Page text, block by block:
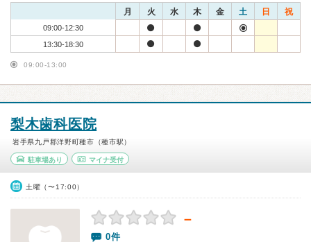
月 火 水 木 金 土 日 祝
09:00-12:30
13:30-18:30
09:00-13:00
梨木歯科医院
岩手県九戸郡洋野町種市（種市駅）
駐車場あり マイナ受付
土曜（〜17:00）
－
0件